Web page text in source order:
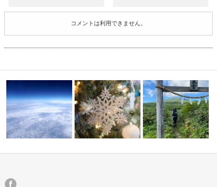
コメントは利用できません。
ッシング】の…